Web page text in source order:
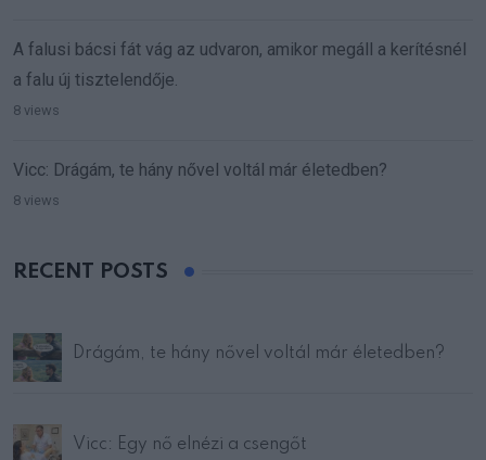
A falusi bácsi fát vág az udvaron, amikor megáll a kerítésnél
a falu új tisztelendője.
8 views
Vicc: Drágám, te hány nővel voltál már életedben?
8 views
RECENT POSTS
Drágám, te hány nővel voltál már életedben?
Vicc: Egy nő elnézi a csengőt